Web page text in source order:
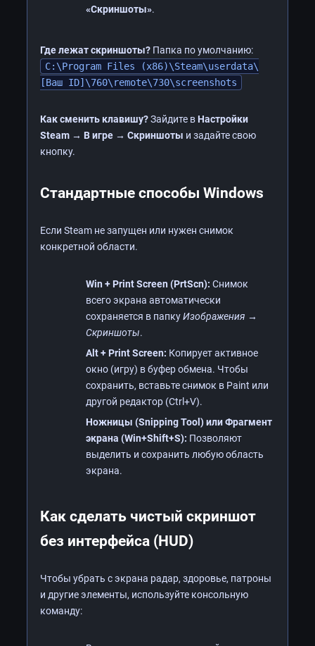
«Скриншоты».
Где лежат скриншоты? Папка по умолчанию:
C:\Program Files (x86)\Steam\userdata\
[Ваш ID]\760\remote\730\screenshots
Как сменить клавишу?Зайдите в Настройки
Steam → В игре → Скриншоты и задайте свою
кнопку.
Стандартные способы Windows
Если Steam не запущен или нужен снимок
конкретной области.
Win + Print Screen (PrtScn): Снимок
всего экрана автоматически
сохраняется в папкуИзображения →
Скриншоты.
Alt + Print Screen: Копирует активное
окно (игру) в буфер обмена. Чтобы
сохранить, вставьте снимок в Paint или
другой редактор (Ctrl+V).
Ножницы (Snipping Tool) или Фрагмент
экрана (Win+Shift+S): Позволяют
выделить и сохранить любую область
экрана.
Как сделать чистый скриншот
без интерфейса (HUD)
Чтобы убрать с экрана радар, здоровье, патроны
и другие элементы, используйте консольную
команду: